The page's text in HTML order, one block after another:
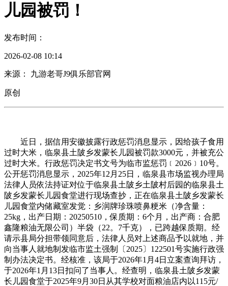
儿园被罚！
发布时间：
2026-02-08 10:14
来源： 九游老哥J9俱乐部官网
原创
近日，据信用安徽披露行政惩罚消息显示，因给孩子食用
过时大米，临泉县土陂乡发蒙长儿园被罚款3000元，并被充公
过时大米。行政惩罚决定书文号为临市监惩罚﹝2026﹞10号。
公开惩罚消息显示，2025年12月25日，临泉县市场监视办理局
法律人员依法持证对位于临泉县土陂乡土陂村后园的临泉县土
陂乡发蒙长儿园食堂进行现场查抄，正在临泉县土陂乡发蒙长
儿园食堂内储藏室发觉：乡润牌珍珠喷鼻粳米（净含量：
25kg，出产日期：20250510，保质期：6个月，出产商：合肥
鑫隆粮油无限公司）半袋（22。7千克），已跨越保质期。经
请示县局分担带领同意后，法律人员对上述商品予以就地，并
向当事人就地制发临市监土强制〔2025〕122501号实施行政强
制办法决定书。经核准，该局于2026年1月4日立案查询拜访，
于2026年1月13日扣问了当事人。经查明，临泉县土陂乡发蒙
长儿园食堂于2025年9月30日从其学校对面粮油店内以115元/